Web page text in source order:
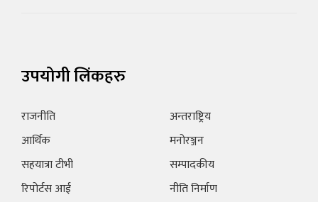
उपयोगी लिंकहरु
राजनीति
आर्थिक
सहयात्रा टीभी
रिपोर्टस आई
अन्तराष्ट्रिय
मनोरञ्जन
सम्पादकीय
नीति निर्माण